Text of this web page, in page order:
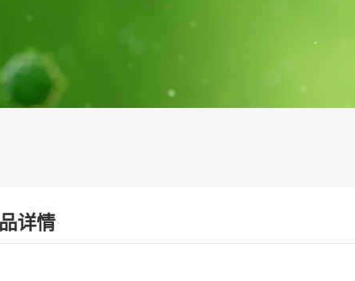
详情